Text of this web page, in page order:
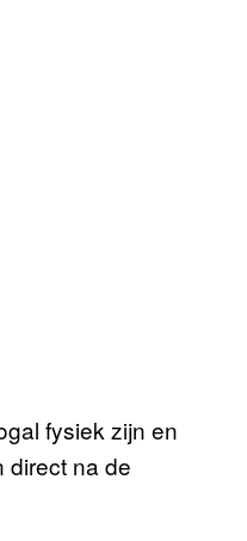
fysiek zijn en
direct na de